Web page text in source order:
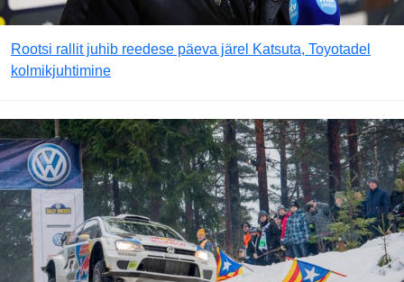
Rootsi rallit juhib reedese päeva järel Katsuta, Toyotadel
kolmikjuhtimine